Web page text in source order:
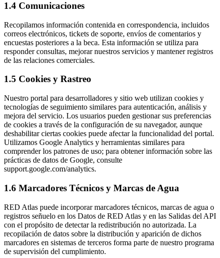
1.4 Comunicaciones
Recopilamos información contenida en correspondencia, incluidos
correos electrónicos, tickets de soporte, envíos de comentarios y
encuestas posteriores a la beca. Esta información se utiliza para
responder consultas, mejorar nuestros servicios y mantener registros
de las relaciones comerciales.
1.5 Cookies y Rastreo
Nuestro portal para desarrolladores y sitio web utilizan cookies y
tecnologías de seguimiento similares para autenticación, análisis y
mejora del servicio. Los usuarios pueden gestionar sus preferencias
de cookies a través de la configuración de su navegador, aunque
deshabilitar ciertas cookies puede afectar la funcionalidad del portal.
Utilizamos Google Analytics y herramientas similares para
comprender los patrones de uso; para obtener información sobre las
prácticas de datos de Google, consulte
support.google.com/analytics.
1.6 Marcadores Técnicos y Marcas de Agua
RED Atlas puede incorporar marcadores técnicos, marcas de agua o
registros señuelo en los Datos de RED Atlas y en las Salidas del API
con el propósito de detectar la redistribución no autorizada. La
recopilación de datos sobre la distribución y aparición de dichos
marcadores en sistemas de terceros forma parte de nuestro programa
de supervisión del cumplimiento.